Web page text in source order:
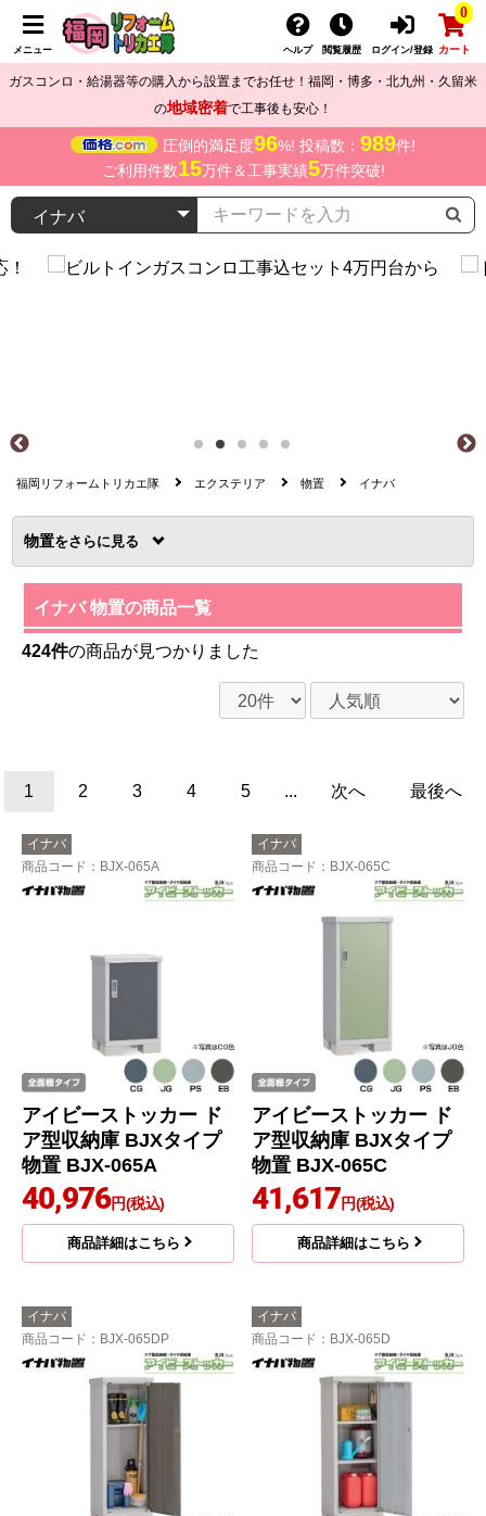
メニュー ヘルプ 閲覧履歴 ログイン/登録
0
カート
ガスコンロ・給湯器等の購入から設置までお任せ！福岡・博多・北九州・久留米
の地域密着で工事後も安心！
圧倒的満足度96%! 投稿数： 989件!
ご利用件数15万件＆工事実績5万件突破!
福岡リフォームトリカエ隊 エクステリア 物置 イナバ
物置を
イナバ 物置の商品一覧
424件の商品が見つかりました
1 2 3 4 5 ... 次へ 最後へ
イナバ
商品コード ：BJX-065A
アイビーストッカー ド
ア型収納庫 BJXタイプ
物置 BJX-065A
40,976円(税込)
商品詳細はこちら
イナバ
商品コード ：BJX-065C
アイビーストッカー ド
ア型収納庫 BJXタイプ
物置 BJX-065C
41,617円(税込)
商品詳細はこちら
イナバ
商品コード ：BJX-065DP
イナバ
商品コード ：BJX-065D